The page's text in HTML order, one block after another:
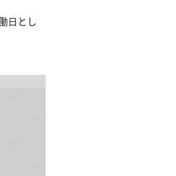
日とし